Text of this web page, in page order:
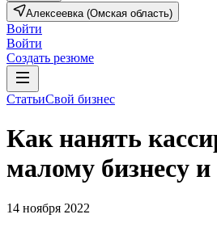
Алексеевка (Омская область)
Войти
Войти
Создать резюме
СтатьиСвой бизнес
Как нанять
малому бизнесу и
14 ноября 2022